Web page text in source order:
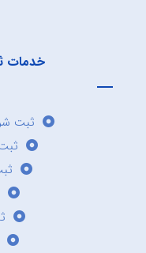
خدمات
ثبت